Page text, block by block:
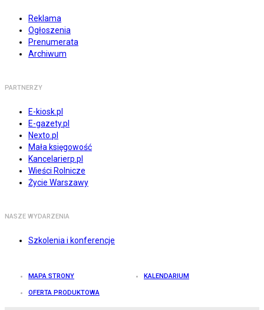
Reklama
Ogłoszenia
Prenumerata
Archiwum
PARTNERZY
E-kiosk.pl
E-gazety.pl
Nexto.pl
Mała księgowość
Kancelarierp.pl
Wieści Rolnicze
Życie Warszawy
NASZE WYDARZENIA
Szkolenia i konferencje
MAPA STRONY KALENDARIUM
OFERTA PRODUKTOWA